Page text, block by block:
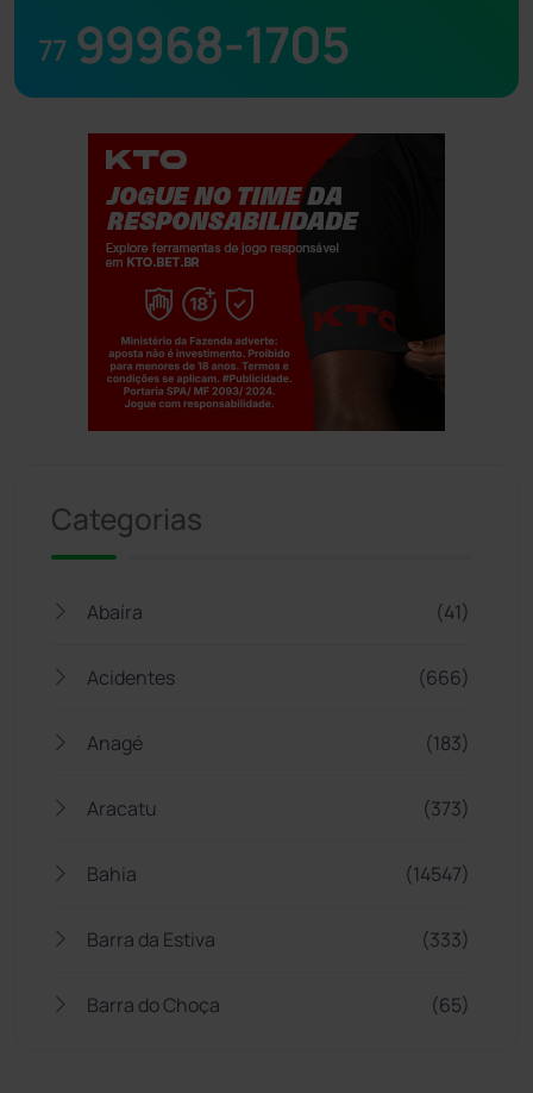
77 99968-1705
Categorias
Abaíra (41)
Acidentes (666)
Anagé (183)
Aracatu (373)
Bahia (14547)
Barra da Estiva (333)
Barra do Choça (65)